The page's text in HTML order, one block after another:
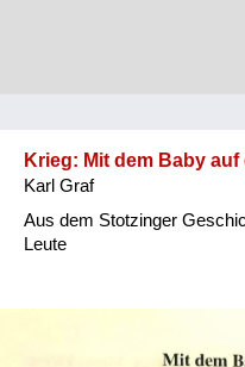
Krieg: Mit dem Baby
Karl Graf
Aus dem Stotzinger
Leute